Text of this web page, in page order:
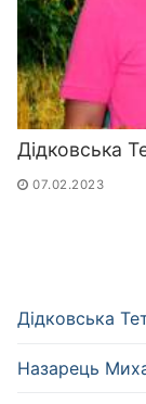
Дідковська
07.02.2023
Дідковська
Назарець